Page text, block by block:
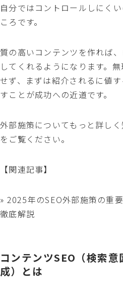
自分ではコントロールしにく
ころです。
質の高いコンテンツを作れば
してくれるようになります。
せず、まずは紹介されるに値
すことが成功への近道です。
外部施策についてもっと詳し
をご覧ください。
【関連記事】
» 2025年のSEO外部施策の重
徹底解説
コンテンツSEO（検索
成）とは